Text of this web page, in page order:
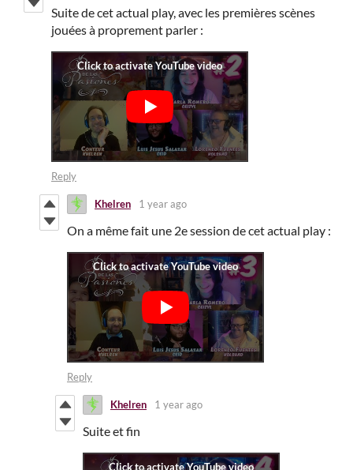
Suite de cet actual play, avec les premières scènes
jouées à proprement parler :
Reply
Khelren 1 year ago
On a même fait une 2e session de cet actual play :
Reply
Khelren 1 year ago
Suite et fin